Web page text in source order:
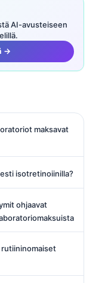
AI-avusteiseen
→
maksavat
isotretinoiinilla?
ohjaavat
rutiininomaiset